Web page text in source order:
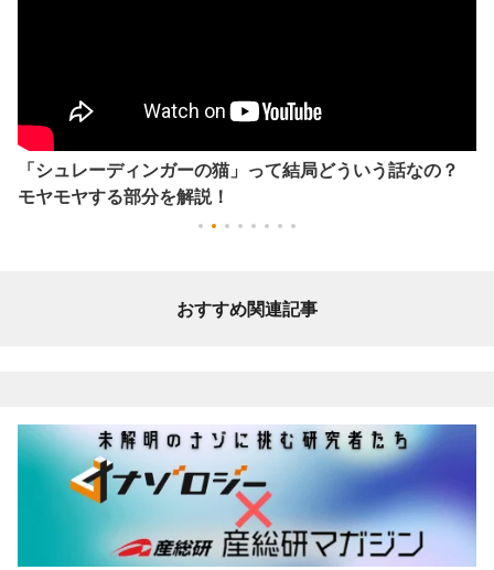
「シュレーディンガーの猫」って結局どういう話なの？
モヤモヤする部分を解説！
おすすめ関連記事